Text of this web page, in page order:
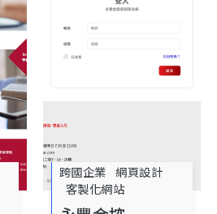
跨國企業
網頁設計
客製化網站